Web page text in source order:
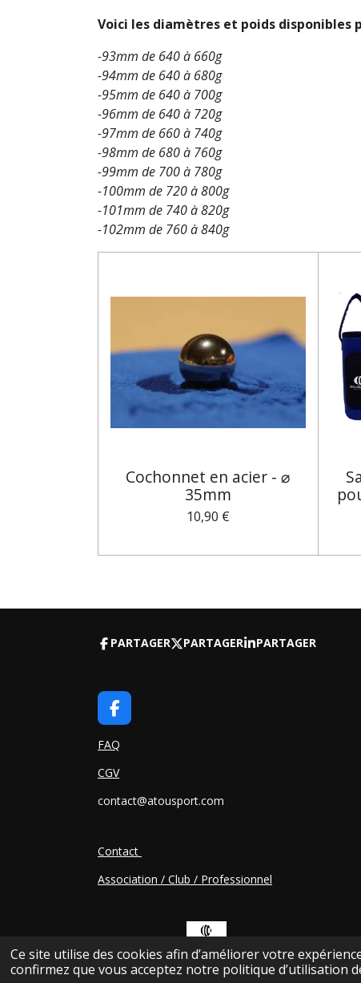
Ce site utilise des cookies afin d’améliorer votre
confirmez que vous acceptez notre politique d’utilisation
Voici les diamètres et poids disponibles
-93mm de 640 à 660g
-94mm de 640 à 680g
-95mm de 640 à 700g
-96mm de 640 à 720g
-97mm de 660 à 740g
-98mm de 680 à 760g
-99mm de 700 à 780g
-100mm de 720 à 800g
-101mm de 740 à 820g
-102mm de 760 à 840g
Cochonnet en acier - ⌀
35mm
10,90 €
PARTAGER PARTAGER PARTAGER
F
A
C
B
O
FAQ
CGV
contact@atousport.com
Contact
Association / Club / Professionnel
© 2025 AtouSport Breizh